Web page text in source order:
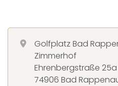
Golfplatz Bad
Zimmerhof
Ehrenbergstraße 25a
74906 Bad